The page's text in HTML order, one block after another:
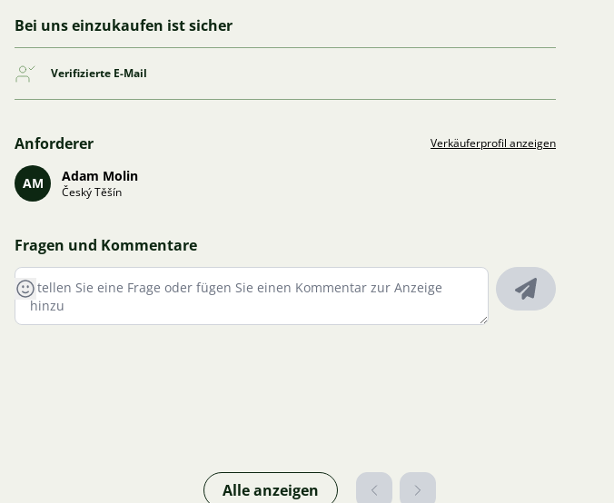
Bei uns einzukaufen ist sicher
Verifizierte E-Mail
Anforderer Verkäuferprofil anzeigen
AM Adam Molin
Český Těšín
Fragen und Kommentare
Alle anzeigen